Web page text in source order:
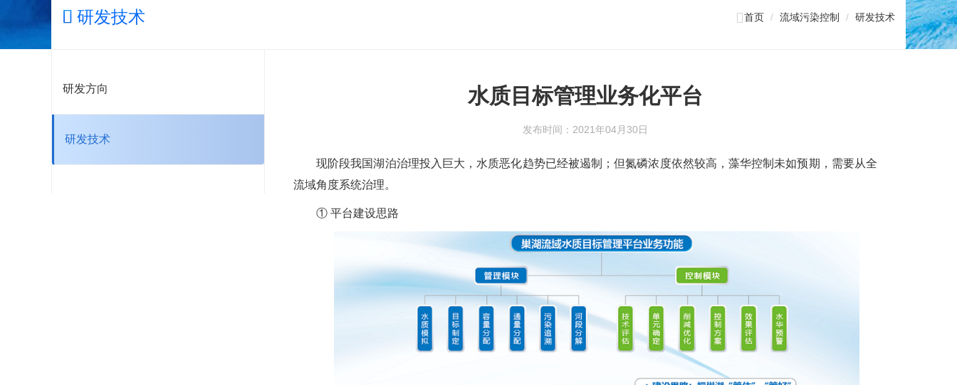
 研发技术 首页 流域污染控制 研发技术
研发方向
研发技术
水质目标管理业务化平台
发布时间：2021年04月30日
现阶段我国湖泊治理投入巨大，水质恶化趋势已经被遏制；但氮磷浓度依然较高，藻华控制未如预期，需要从全
流域角度系统治理。
① 平台建设思路